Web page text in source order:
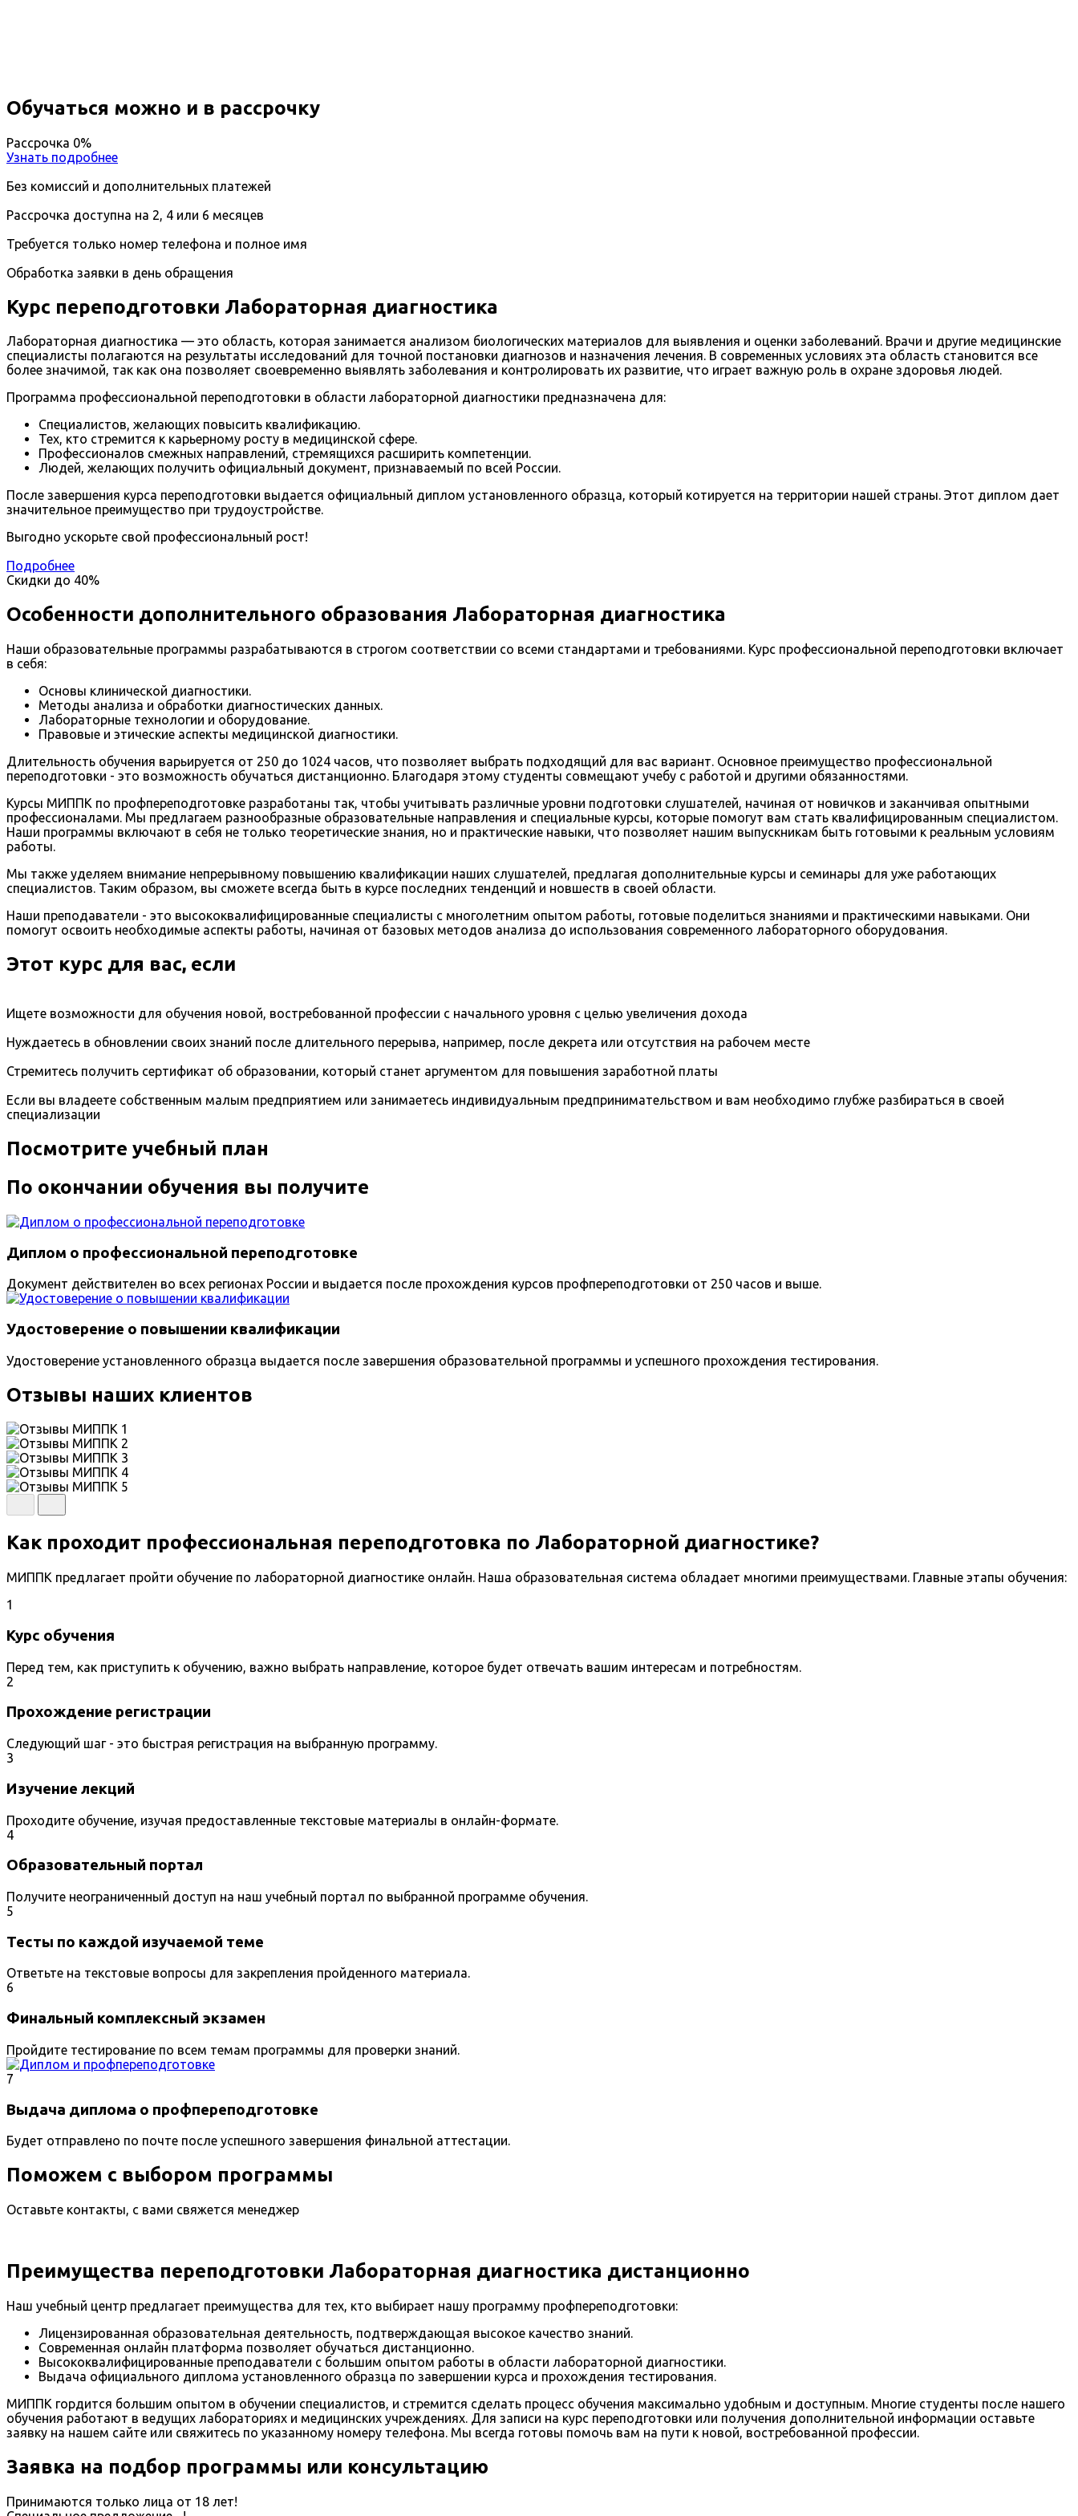
Обучаться можно и в рассрочку
Рассрочка 0%
Узнать подробнее
Без комиссий и дополнительных платежей
Рассрочка доступна на 2, 4 или 6 месяцев
Требуется только номер телефона и полное имя
Обработка заявки в день обращения
Курс переподготовки Лабораторная диагностика
Лабораторная диагностика — это область, которая занимается анализом биологических материалов для выявления и оценки заболеваний. Врачи и другие медицинские
специалисты полагаются на результаты исследований для точной постановки диагнозов и назначения лечения. В современных условиях эта область становится все
более значимой, так как она позволяет своевременно выявлять заболевания и контролировать их развитие, что играет важную роль в охране здоровья людей.
Программа профессиональной переподготовки в области лабораторной диагностики предназначена для:
Специалистов, желающих повысить квалификацию.
Тех, кто стремится к карьерному росту в медицинской сфере.
Профессионалов смежных направлений, стремящихся расширить компетенции.
Людей, желающих получить официальный документ, признаваемый по всей России.
После завершения курса переподготовки выдается официальный диплом установленного образца, который котируется на территории нашей страны. Этот диплом дает
значительное преимущество при трудоустройстве.
Выгодно ускорьте свой профессиональный рост!
Подробнее
Скидки до 40%
Особенности дополнительного образования Лабораторная диагностика
Наши образовательные программы разрабатываются в строгом соответствии со всеми стандартами и требованиями. Курс профессиональной переподготовки включает
в себя:
Основы клинической диагностики.
Методы анализа и обработки диагностических данных.
Лабораторные технологии и оборудование.
Правовые и этические аспекты медицинской диагностики.
Длительность обучения варьируется от 250 до 1024 часов, что позволяет выбрать подходящий для вас вариант. Основное преимущество профессиональной
переподготовки - это возможность обучаться дистанционно. Благодаря этому студенты совмещают учебу с работой и другими обязанностями.
Курсы МИППК по профпереподготовке разработаны так, чтобы учитывать различные уровни подготовки слушателей, начиная от новичков и заканчивая опытными
профессионалами. Мы предлагаем разнообразные образовательные направления и специальные курсы, которые помогут вам стать квалифицированным специалистом.
Наши программы включают в себя не только теоретические знания, но и практические навыки, что позволяет нашим выпускникам быть готовыми к реальным условиям
работы.
Мы также уделяем внимание непрерывному повышению квалификации наших слушателей, предлагая дополнительные курсы и семинары для уже работающих
специалистов. Таким образом, вы сможете всегда быть в курсе последних тенденций и новшеств в своей области.
Наши преподаватели - это высококвалифицированные специалисты с многолетним опытом работы, готовые поделиться знаниями и практическими навыками. Они
помогут освоить необходимые аспекты работы, начиная от базовых методов анализа до использования современного лабораторного оборудования.
Этот курс для вас, если
Ищете возможности для обучения новой, востребованной профессии с начального уровня с целью увеличения дохода
Нуждаетесь в обновлении своих знаний после длительного перерыва, например, после декрета или отсутствия на рабочем месте
Стремитесь получить сертификат об образовании, который станет аргументом для повышения заработной платы
Если вы владеете собственным малым предприятием или занимаетесь индивидуальным предпринимательством и вам необходимо глубже разбираться в своей
специализации
Посмотрите учебный план
По окончании обучения вы получите
Диплом о профессиональной переподготовке
Документ действителен во всех регионах России и выдается после прохождения курсов профпереподготовки от 250 часов и выше.
Удостоверение о повышении квалификации
Удостоверение установленного образца выдается после завершения образовательной программы и успешного прохождения тестирования.
Отзывы наших клиентов
Как проходит профессиональная переподготовка по Лабораторной диагностике?
МИППК предлагает пройти обучение по лабораторной диагностике онлайн. Наша образовательная система обладает многими преимуществами. Главные этапы обучения:
1
Курс обучения
Перед тем, как приступить к обучению, важно выбрать направление, которое будет отвечать вашим интересам и потребностям.
2
Прохождение регистрации
Следующий шаг - это быстрая регистрация на выбранную программу.
3
Изучение лекций
Проходите обучение, изучая предоставленные текстовые материалы в онлайн-формате.
4
Образовательный портал
Получите неограниченный доступ на наш учебный портал по выбранной программе обучения.
5
Тесты по каждой изучаемой теме
Ответьте на текстовые вопросы для закрепления пройденного материала.
6
Финальный комплексный экзамен
Пройдите тестирование по всем темам программы для проверки знаний.
7
Выдача диплома о профпереподготовке
Будет отправлено по почте после успешного завершения финальной аттестации.
Поможем с выбором программы
Оставьте контакты, с вами свяжется менеджер
Преимущества переподготовки Лабораторная диагностика дистанционно
Наш учебный центр предлагает преимущества для тех, кто выбирает нашу программу профпереподготовки:
Лицензированная образовательная деятельность, подтверждающая высокое качество знаний.
Современная онлайн платформа позволяет обучаться дистанционно.
Высококвалифицированные преподаватели с большим опытом работы в области лабораторной диагностики.
Выдача официального диплома установленного образца по завершении курса и прохождения тестирования.
МИППК гордится большим опытом в обучении специалистов, и стремится сделать процесс обучения максимально удобным и доступным. Многие студенты после нашего
обучения работают в ведущих лабораториях и медицинских учреждениях. Для записи на курс переподготовки или получения дополнительной информации оставьте
заявку на нашем сайте или свяжитесь по указанному номеру телефона. Мы всегда готовы помочь вам на пути к новой, востребованной профессии.
Заявка на подбор программы или консультацию
Принимаются только лица от 18 лет!